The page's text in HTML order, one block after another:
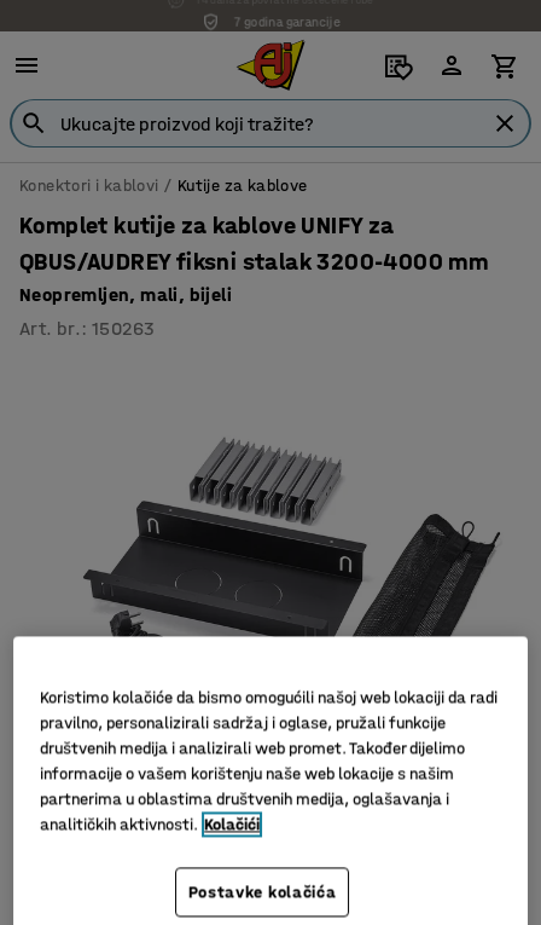
7 godina garancije
Konektori i kablovi Kutije za kablove
Komplet kutije za kablove UNIFY za
QBUS/AUDREY fiksni stalak 3200-4000 mm
Neopremljen, mali, bijeli
Art. br. :150263
Koristimo kolačiće da bismo omogućili našoj web lokaciji da radi
pravilno, personalizirali sadržaj i oglase, pružali funkcije
društvenih medija i analizirali web promet. Također dijelimo
informacije o vašem korištenju naše web lokacije s našim
partnerima u oblastima društvenih medija, oglašavanja i
analitičkih aktivnosti. Kolačići
Postavke kolačića